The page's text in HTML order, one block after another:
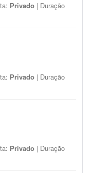
Privado | Duração
Privado | Duração
Privado | Duração